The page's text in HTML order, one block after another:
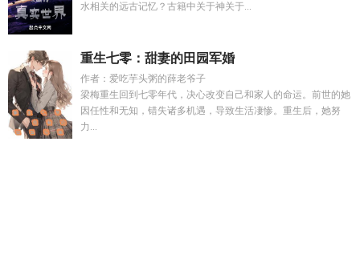
水相关的远古记忆？古籍中关于神关于...
重生七零：甜妻的田园军婚
作者：爱吃芋头粥的薛老爷子
梁梅重生回到七零年代，决心改变自己和家人的命运。前世的她
因任性和无知，错失诸多机遇，导致生活凄惨。重生后，她努
力...